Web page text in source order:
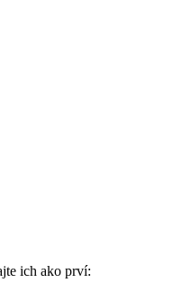
ich ako prví: